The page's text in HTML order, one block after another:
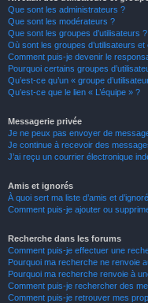
Que sont les administrateurs ?
Que sont les modérateurs ?
Que sont les groupes d’utilisateurs ?
Où sont les groupes d’utilisateurs
Comment puis-je devenir le
Pourquoi certains groupes
Qu’est-ce qu’un « groupe
Qu’est-ce que le lien « L’équipe » ?
Messagerie privée
Je ne peux pas envoyer de
Je continue à recevoir des
J’ai reçu un courrier électronique
Amis et ignorés
À quoi sert ma liste d’amis et
Comment puis-je ajouter ou
Recherche dans les forums
Comment puis-je effectuer une
Pourquoi ma recherche ne renvoie
Pourquoi ma recherche renvoie à
Comment puis-je rechercher des
Comment puis-je retrouver mes